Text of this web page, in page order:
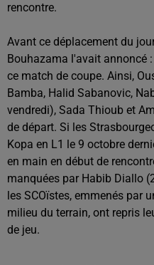
rencontre.
Avant ce déplacement du
Bouhazama l'avait annoncé
ce match de coupe. Ainsi,
Bamba, Halid Sabanovic,
vendredi), Sada Thioub et
de départ. Si les
Kopa en L1 le 9 octobre
en main en début de
manquées par Habib Diallo
les SCOïstes, emmenés par
milieu du terrain, ont repris
de jeu.